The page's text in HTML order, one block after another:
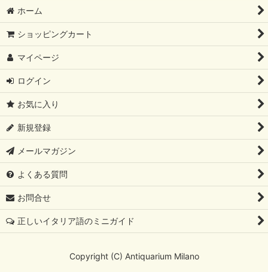
ホーム
ショッピングカート
マイページ
ログイン
お気に入り
新規登録
メールマガジン
よくある質問
お問合せ
正しいイタリア語のミニガイド
Copyright (C) Antiquarium Milano